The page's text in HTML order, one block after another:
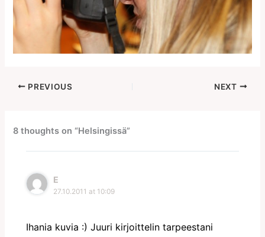
PREVIOUS NEXT
8 thoughts on “Helsingissä”
E
27.10.2011 at 10:09
Ihania kuvia :) Juuri kirjoittelin tarpeestani